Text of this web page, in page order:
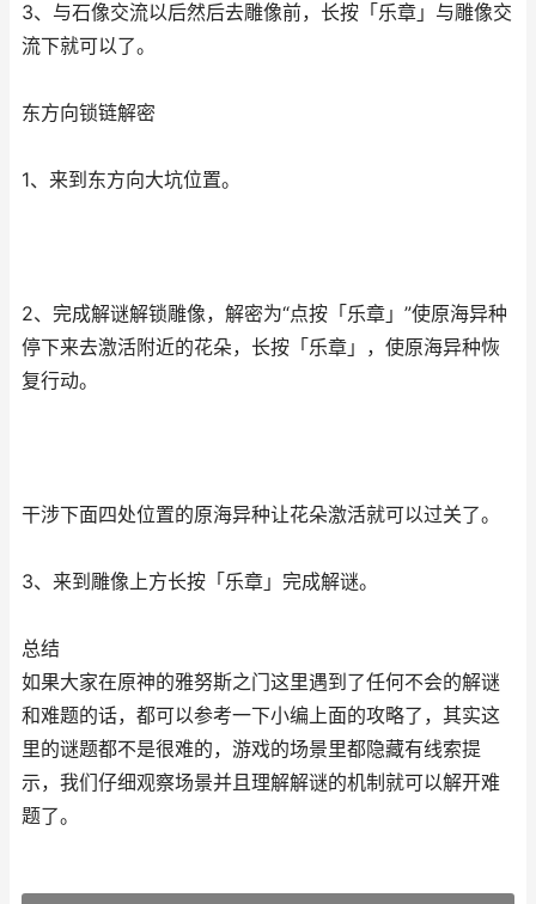
3、与石像交流以后然后去雕像前，长按「乐章」与雕像交
流下就可以了。
东方向锁链解密
1、来到东方向大坑位置。
2、完成解谜解锁雕像，解密为“点按「乐章」”使原海异种
停下来去激活附近的花朵，长按「乐章」，使原海异种恢
复行动。
干涉下面四处位置的原海异种让花朵激活就可以过关了。
3、来到雕像上方长按「乐章」完成解谜。
总结
如果大家在原神的雅努斯之门这里遇到了任何不会的解谜
和难题的话，都可以参考一下小编上面的攻略了，其实这
里的谜题都不是很难的，游戏的场景里都隐藏有线索提
示，我们仔细观察场景并且理解解谜的机制就可以解开难
题了。